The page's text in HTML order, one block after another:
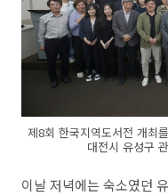
제8회 한국지역도서전 개최
대전시 유성구
이날 저녁에는 숙소였던